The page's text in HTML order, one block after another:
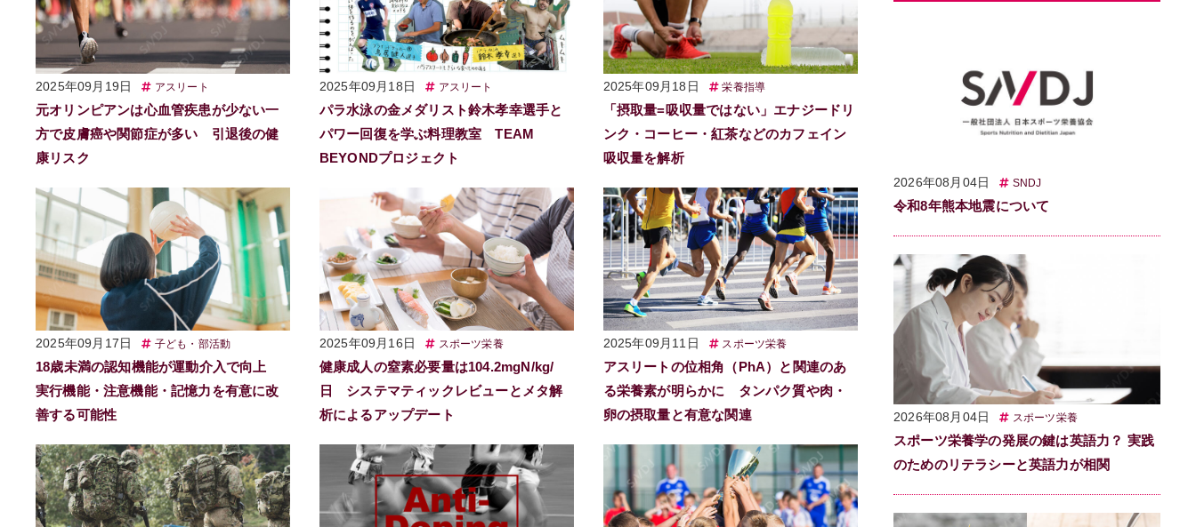
2025年09月19日 アスリート
元オリンピアンは心血管疾患が少ない一
方で皮膚癌や関節症が多い 引退後の健
康リスク
2025年09月18日 アスリート
パラ水泳の金メダリスト鈴木孝幸選手と
パワー回復を学ぶ料理教室 TEAM
BEYONDプロジェクト
2025年09月18日 栄養指導
「摂取量=吸収量ではない」エナジードリ
ンク・コーヒー・紅茶などのカフェイン
吸収量を解析
2025年09月17日 子ども・部活動
18歳未満の認知機能が運動介入で向上
実行機能・注意機能・記憶力を有意に改
善する可能性
2025年09月16日 スポーツ栄養
健康成人の窒素必要量は104.2mgN/kg/
日 システマティックレビューとメタ解
析によるアップデート
2025年09月11日 スポーツ栄養
アスリートの位相角（PhA）と関連のあ
る栄養素が明らかに タンパク質や肉・
卵の摂取量と有意な関連
2026年08月04日 SNDJ
令和8年熊本地震について
2026年08月04日 スポーツ栄養
スポーツ栄養学の発展の鍵は英語力？ 実践
のためのリテラシーと英語力が相関